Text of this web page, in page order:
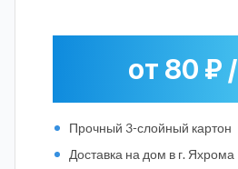
от 80 ₽
Прочный 3-слойный картон
Доставка на дом в г. Яхрома